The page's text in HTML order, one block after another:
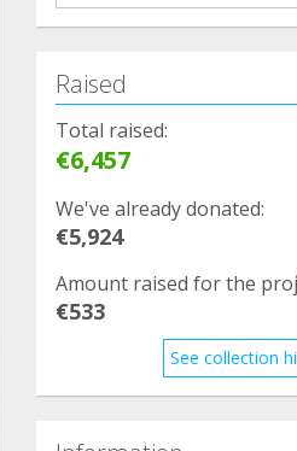
Raised
Total raised:
€6,457
We've already donated:
€5,924
Amount raised for the
€533
See collection